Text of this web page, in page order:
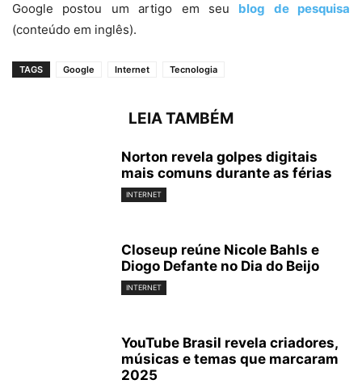
Google postou um artigo em seu blog de pesquisa
(conteúdo em inglês).
TAGS Google Internet Tecnologia
LEIA TAMBÉM
Norton revela golpes digitais
mais comuns durante as férias
INTERNET
Closeup reúne Nicole Bahls e
Diogo Defante no Dia do Beijo
INTERNET
YouTube Brasil revela criadores,
músicas e temas que marcaram
2025